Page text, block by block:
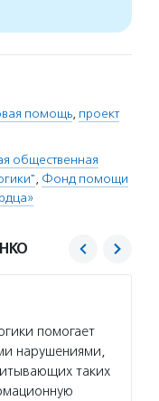
помощь, проект
общественная
, Фонд помощи
помогает
нарушениями,
таких